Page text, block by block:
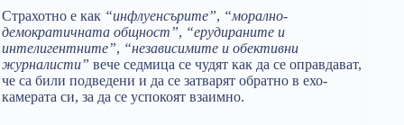
Страхотно е как “инфлуенсърите”, “морално-
демократичната общност”, “ерудираните и
интелигентните”, “независимите и обективни
журналисти” вече седмица се чудят как да се оправдават,
че са били подведени и да се затварят обратно в ехо-
камерата си, за да се успокоят взаимно.